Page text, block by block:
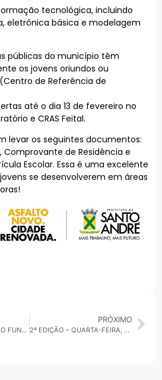
tecnológica, incluindo
eletrônica básica e modelagem
públicas do município têm
os jovens oriundos ou
de Referência de
até o dia 13 de fevereiro no
e CRAS Feital.
levar os seguintes documentos:
Comprovante de Residência e
Escolar. Essa é uma excelente
se desenvolverem em áreas
MAUÁ: REGULARIZAÇÃO FUNDIÁRIA AVANÇA NO JARDIM ORATÓRIO COM AÇÕES NO NÚCLEO ALTAMIRA
PRÓXIMO
2ª EDIÇÃO – QUARTA-FEIRA, 28/01/2026: POLÍTICA, GESTÃO PÚBLICA, SEGURANÇA, AGENDA REGIONAL E CENÁRIO INTERNACIONAL EM DESTAQUE